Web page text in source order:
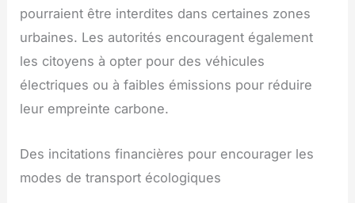
pourraient être interdites dans certaines zones
urbaines. Les autorités encouragent également
les citoyens à opter pour des véhicules
électriques ou à faibles émissions pour réduire
leur empreinte carbone.
Des incitations financières pour encourager les
modes de transport écologiques